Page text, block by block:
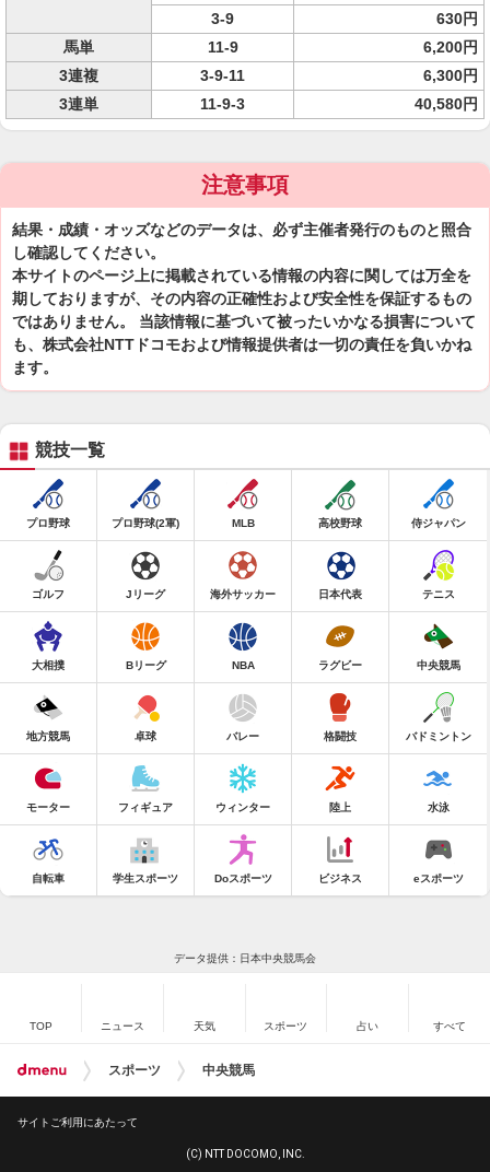
3-9
630円
馬単
11-9
6,200円
3連複
3-9-11
6,300円
3連単
11-9-3 40,580円
注意事項
結果・成績・オッズなどのデータは、必ず主催者発行のものと照合
し確認してください。
本サイトのページ上に掲載されている情報の内容に関しては万全を
期しておりますが、その内容の正確性および安全性を保証するもの
ではありません。 当該情報に基づいて被ったいかなる損害について
も、株式会社NTTドコモおよび情報提供者は一切の責任を負いかね
ます。
競技一覧
プロ野球 プロ野球(2軍) MLB 高校野球 侍ジャパン
ゴルフ Jリーグ 海外サッカー 日本代表 テニス
大相撲 Bリーグ NBA ラグビー 中央競馬
地方競馬 卓球 バレー 格闘技 バドミントン
モーター フィギュア ウィンター 陸上 水泳
自転車 学生スポーツ Doスポーツ ビジネス eスポーツ
データ提供：日本中央競馬会
TOP ニュース 天気 スポーツ 占い すべて
スポーツ 中央競馬
サイトご利用にあたって
(C) NTT DOCOMO, INC.